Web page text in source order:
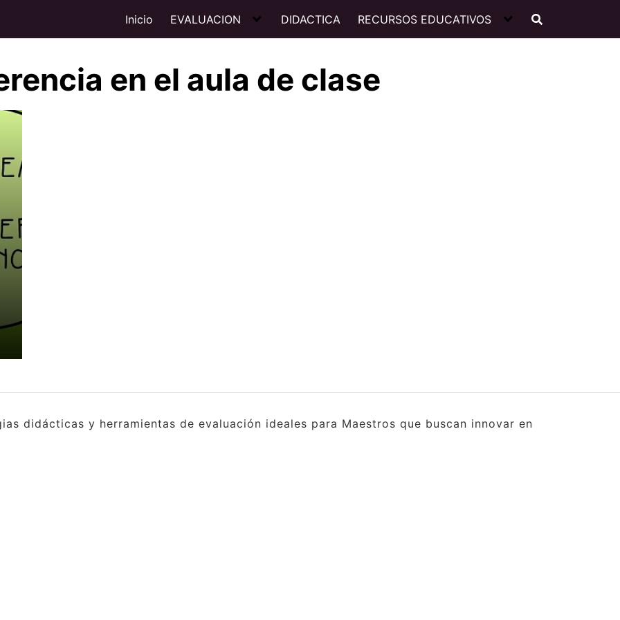
Inicio EVALUACION DIDACTICA RECURSOS EDUCATIVOS
en el aula de clase
didácticas y herramientas de evaluación ideales para Maestros que buscan innovar en